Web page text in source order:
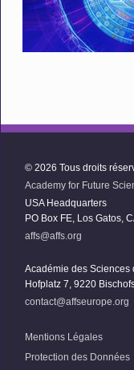
© 2026 Tous droits
Academy for Future
USA Headquarters
PO Box FE, Los Gatos,
affs@affs.org
Académie des Sciences
Hofplatz 7, 9220
contact@affseurope.org
Mentions Légales
Protection des Données